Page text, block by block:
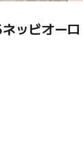
ッビオーロ